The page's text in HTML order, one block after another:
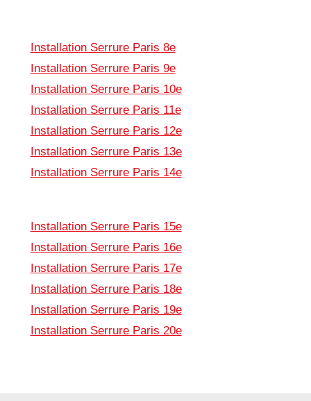
Installation Serrure Paris 8e
Installation Serrure Paris 9e
Installation Serrure Paris 10e
Installation Serrure Paris 11e
Installation Serrure Paris 12e
Installation Serrure Paris 13e
Installation Serrure Paris 14e
Installation Serrure Paris 15e
Installation Serrure Paris 16e
Installation Serrure Paris 17e
Installation Serrure Paris 18e
Installation Serrure Paris 19e
Installation Serrure Paris 20e